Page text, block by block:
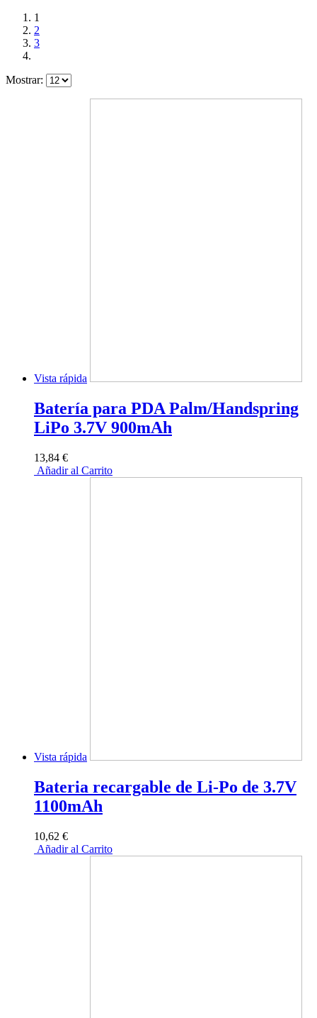
1
2
3
Mostrar:
Vista rápida
Batería para PDA Palm/Handspring
LiPo 3.7V 900mAh
13,84 €
Añadir al Carrito
Vista rápida
Bateria recargable de Li-Po de 3.7V
1100mAh
10,62 €
Añadir al Carrito